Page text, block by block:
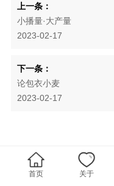
上一条：
小播量·大产量
2023-02-17
下一条：
论包衣小麦
2023-02-17
首页 关于